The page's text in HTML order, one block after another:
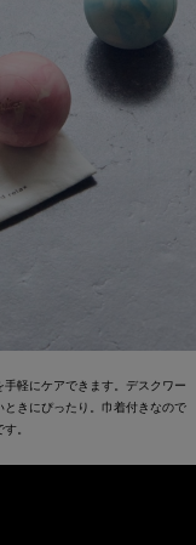
軽にケアできます。デスクワー
きにぴったり。巾着付きなので
。